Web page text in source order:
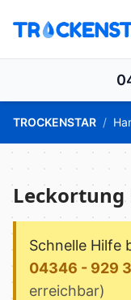
TROCKENSTAR /
Schnelle Hilfe
04346 - 929
erreichbar)